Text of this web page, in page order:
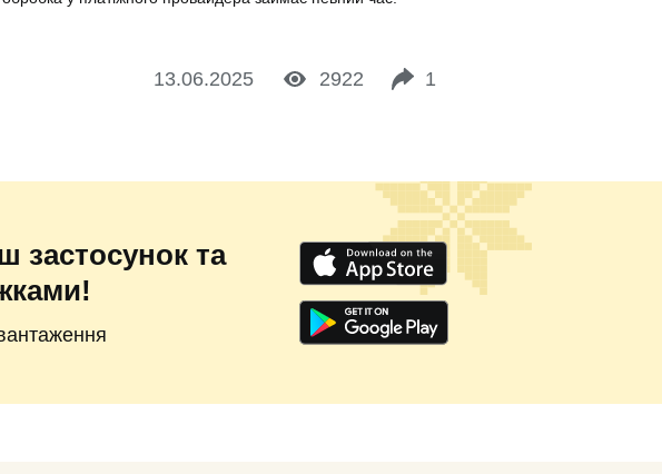
13.06.2025 2922 1
застосунок та